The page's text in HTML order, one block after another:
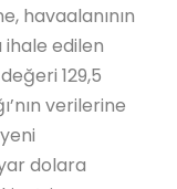
havaalanının
ihale edilen
129,5
verilerine
dolara